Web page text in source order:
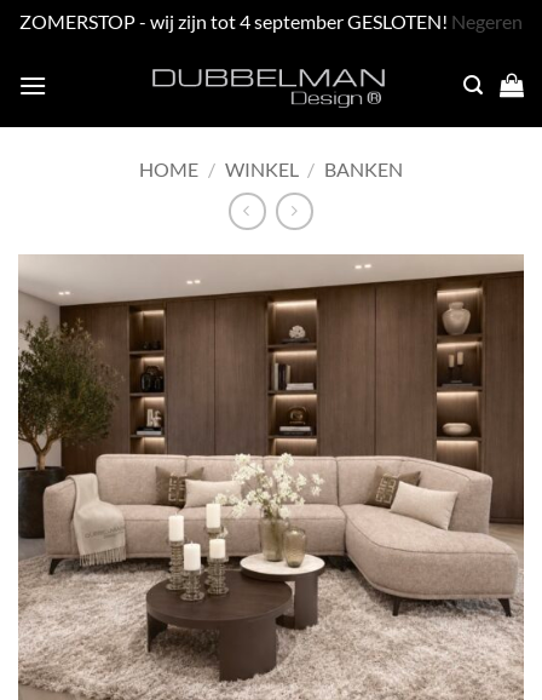
ZOMERSTOP - wij zijn tot 4 september GESLOTEN! Negeren
HOME / WINKEL / BANKEN